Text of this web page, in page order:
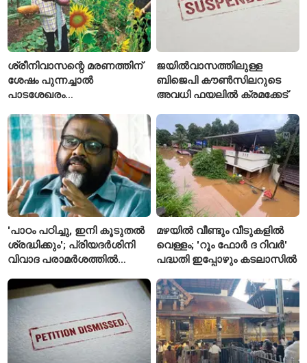
ശ്രീനിവാസന്റെ മരണത്തിന്
ശേഷം പുന്നച്ചാൽ
പാടശേഖരം
കർഷകർ
ജയിൽവാസത്തിലുള്ള
ബിജെപി കൗൺസിലറുടെ
അവധി ഫയലിൽ ക്രമക്കേട്
'പാഠം പഠിച്ചു, ഇനി കൂടുതൽ
ശ്രദ്ധിക്കും'; പ്രിയദർശിനി
വിവാദ പരാമർശത്തിൽ
സി.പി. ജോൺ
മഴയിൽ വീണ്ടും വീടുകളിൽ
വെള്ളം; 'റൂം ഫോർ ദ റിവർ'
പദ്ധതി ഇപ്പോഴും കടലാസിൽ